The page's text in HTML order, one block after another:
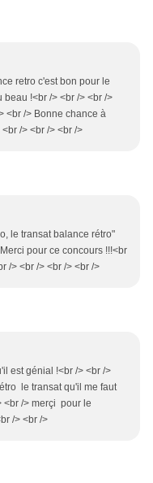
retro c'est bon pour le
!<br /> <br /> <br />
<br /> Bonne chance à
/> <br /> <br />
le transat balance rétro"
pour ce concours !!!<br
/> <br /> <br /> <br />
est génial !<br /> <br />
le transat qu'il me faut
<br /> merçi pour le
/> <br />